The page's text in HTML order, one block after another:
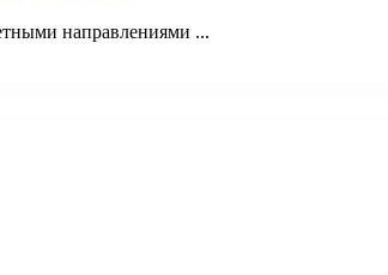
направлениями ...